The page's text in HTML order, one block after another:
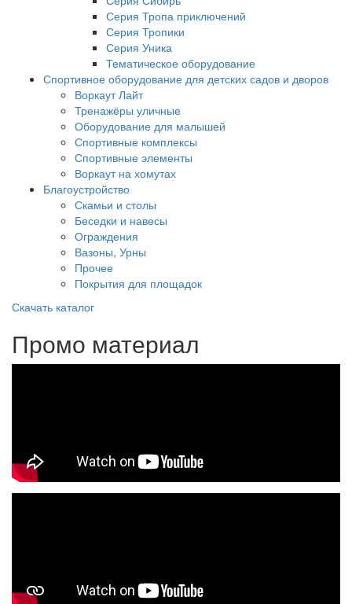
Серия Тропа приключений
Серия Тропики
Серия Уника
Тематическое оборудование
Спортивное оборудование для детских садов и дворов
Воркаут Лайт
Тренажёры уличные
Оборудование для малышей
Спортивные комплексы
Спортивные элементы
Воркаут на хомутах
Благоустройство
Скамьи и столы
Беседки и навесы
Ограждения
Вазоны, Урны
Прочее
Покрытия для площадок
Скачать каталог
Промо материал